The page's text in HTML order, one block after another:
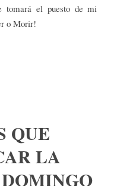
tomará el puesto de mi
o Morir!
QUE
LA